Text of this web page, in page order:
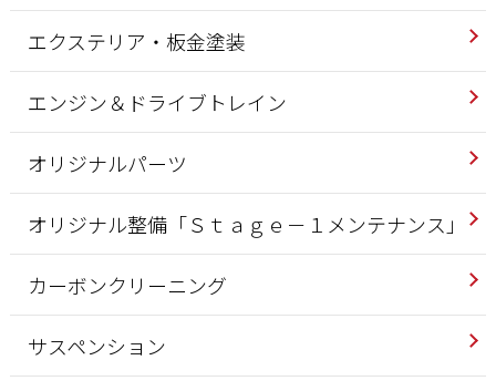
エクステリア・板金塗装
エンジン＆ドライブトレイン
オリジナルパーツ
オリジナル整備「Ｓｔａｇｅ－１メンテナンス」
カーボンクリーニング
サスペンション